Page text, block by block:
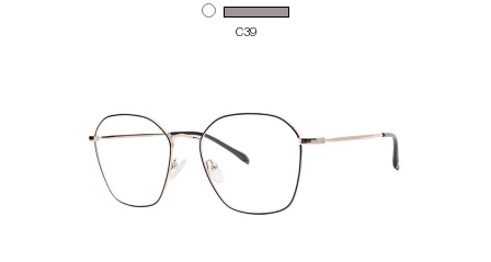
C39